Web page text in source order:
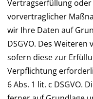
Vertragserfüllung
vorvertraglicher
wir Ihre Daten auf
DSGVO. Des
sofern diese zur
Verpflichtung
6 Abs. 1 lit. c DSGVO.